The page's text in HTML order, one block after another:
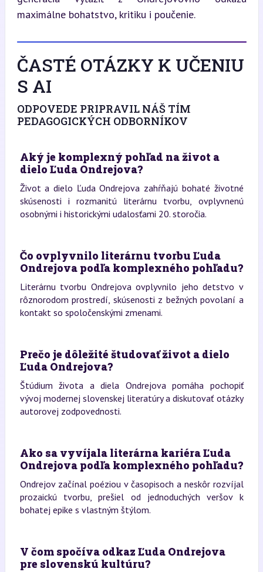
maximálne bohatstvo, kritiku i poučenie.
ČASTÉ OTÁZKY K UČENIU
S AI
ODPOVEDE PRIPRAVIL NÁŠ TÍM
PEDAGOGICKÝCH ODBORNÍKOV
Aký je komplexný pohľad na život a
dielo Ľuda Ondrejova?
Život a dielo Ľuda Ondrejova zahŕňajú bohaté životné
skúsenosti i rozmanitú literárnu tvorbu, ovplyvnenú
osobnými i historickými udalosťami 20. storočia.
Čo ovplyvnilo literárnu tvorbu Ľuda
Ondrejova podľa komplexného pohľadu?
Literárnu tvorbu Ondrejova ovplyvnilo jeho detstvo v
rôznorodom prostredí, skúsenosti z bežných povolaní a
kontakt so spoločenskými zmenami.
Prečo je dôležité študovať život a dielo
Ľuda Ondrejova?
Štúdium života a diela Ondrejova pomáha pochopiť
vývoj modernej slovenskej literatúry a diskutovať otázky
autorovej zodpovednosti.
Ako sa vyvíjala literárna kariéra Ľuda
Ondrejova podľa komplexného pohľadu?
Ondrejov začínal poéziou v časopisoch a neskôr rozvíjal
prozaickú tvorbu, prešiel od jednoduchých veršov k
bohatej epike s vlastným štýlom.
V čom spočíva odkaz Ľuda Ondrejova
pre slovenskú kultúru?